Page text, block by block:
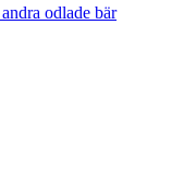
odlade bär